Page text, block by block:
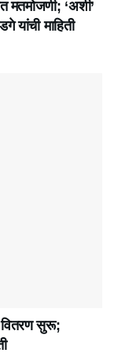
मतमोजणी; ‘अशी’
यांची माहिती
वितरण सुरू;